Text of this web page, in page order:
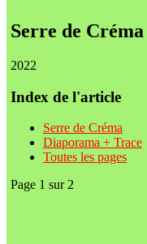
Serre de Créma
2022
Index de l'article
Serre de Créma
Diaporama + Trace
Toutes les pages
Page 1 sur 2